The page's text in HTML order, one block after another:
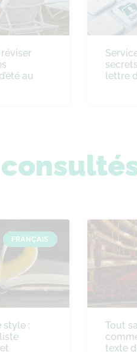
au
lettre
FRANÇAIS
style :
Tout
texte